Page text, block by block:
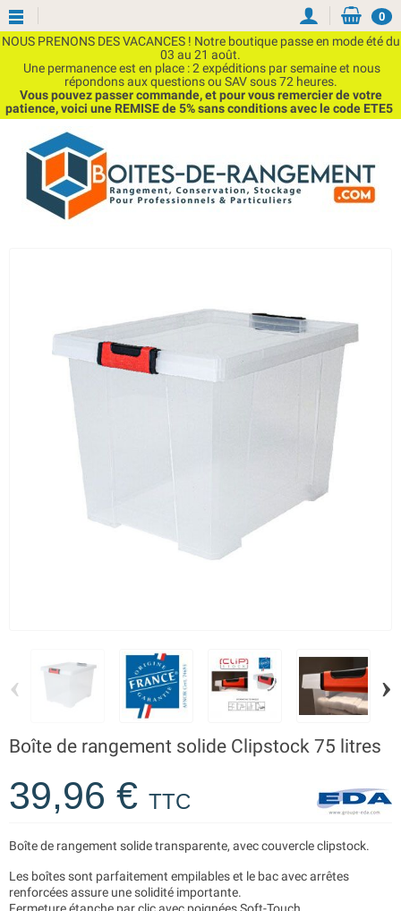
NOUS PRENONS DES VACANCES ! Notre boutique passe en mode été du
03 au 21 août.
Une permanence est en place : 2 expéditions par semaine et nous
répondons aux questions ou SAV sous 72 heures.
Vous pouvez passer commande, et pour vous remercier de votre
patience, voici une REMISE de 5% sans conditions avec le code ETE5
0
‹ ›
Boîte de rangement solide Clipstock 75 litres
39,96 € TTC
Boîte de rangement solide transparente, avec couvercle clipstock.
Les boîtes sont parfaitement empilables et le bac avec arrêtes
renforcées assure une solidité importante.